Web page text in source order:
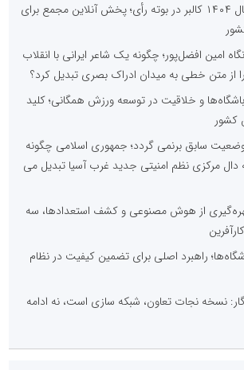
صورت‌های مالی سال ۱۴۰۴ کالبر در بوته رأی؛ پخش آنلاین مجمع برای
امین افضل‌پور؛ چگونه یک شاعر ایرانی با انقلاب
از متن خطی به میدان ادراک بصری تبدیل کرد؟
باشگاه‌ها و خلاقیت در توسعه ورزش همگانی؛ کلید
کشور
وضعیت سابق برنمی گردد؛ جمهوری اسلامی چگونه
دال مرکزی نظم امنیتی جدید غرب آسیا تبدیل می
از هوش مصنوعی و کشف استعدادها، سه
راهبرد اصلی برای تضمین کیفیت در نظام
نسخه نجات تعاون، شبکه سازی است، نه ادامه